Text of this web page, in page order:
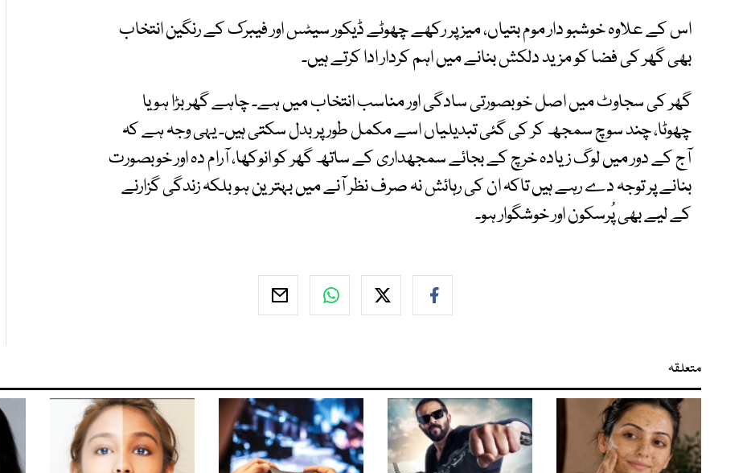
اس کے علاوہ خوشبو دار موم بتیاں، میز پر رکھے چھوٹے ڈیکور سیٹس اور فیبرک کے رنگین انتخاب
بھی گھر کی فضا کو مزید دلکش بنانے میں اہم کردار ادا کرتے ہیں۔
گھر کی سجاوٹ میں اصل خوبصورتی سادگی اور مناسب انتخاب میں ہے۔ چاہے گھر بڑا ہو یا
چھوٹا، چند سوچ سمجھ کر کی گئی تبدیلیاں اسے مکمل طور پر بدل سکتی ہیں۔ یہی وجہ ہے کہ
آج کے دور میں لوگ زیادہ خرچ کے بجائے سمجھداری کے ساتھ گھر کو انوکھا، آرام دہ اور خوبصورت
بنانے پر توجہ دے رہے ہیں تاکہ ان کی رہائش نہ صرف نظر آنے میں بہترین ہو بلکہ زندگی گزارنے
کے لیے بھی پُرسکون اور خوشگوار ہو۔
متعلقہ